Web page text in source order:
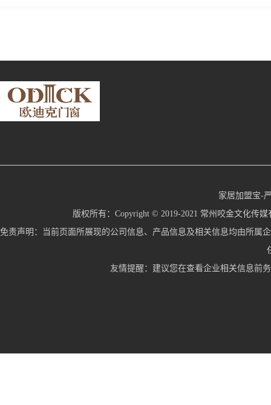
家居加盟宝-
版权所有：Copyright © 2019-2021 常州咬金文化传媒
免责声明：当前页面所展现的公司信息、产品信息及相关信息均由所属
友情提醒：建议您在查看企业相关信息前